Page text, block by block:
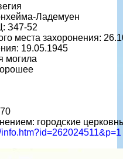
Ладемуен
З47-52
места захоронения:
19.05.1945
могила
городские